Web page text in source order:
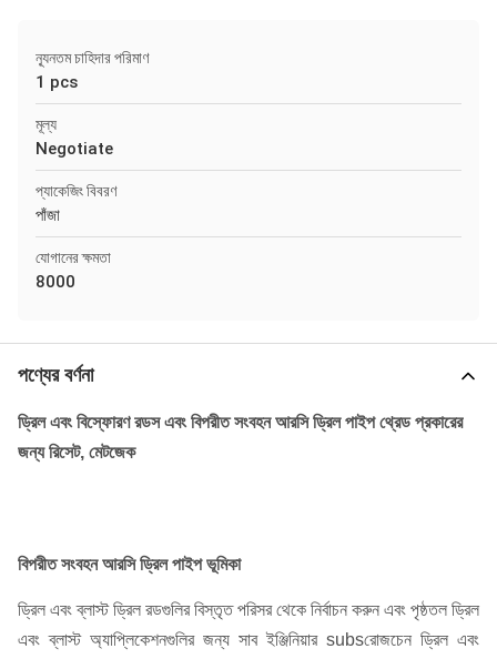
ন্যূনতম চাহিদার পরিমাণ
1 pcs
মূল্য
Negotiate
প্যাকেজিং বিবরণ
পাঁজা
যোগানের ক্ষমতা
8000
পণ্যের বর্ণনা
ড্রিল এবং বিস্ফোরণ রডস এবং বিপরীত সংবহন আরসি ড্রিল পাইপ থ্রেড প্রকারের
জন্য রিসেট, মেটজেক
বিপরীত সংবহন আরসি ড্রিল পাইপ ভূমিকা
ড্রিল এবং ব্লাস্ট ড্রিল রডগুলির বিস্তৃত পরিসর থেকে নির্বাচন করুন এবং পৃষ্ঠতল ড্রিল
এবং ব্লাস্ট অ্যাপ্লিকেশনগুলির জন্য সাব ইঞ্জিনিয়ার subsরোজচেন ড্রিল এবং